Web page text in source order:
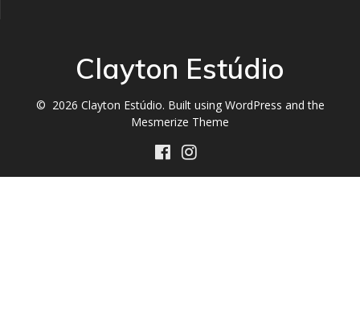
Clayton Estúdio
© 2026 Clayton Estúdio. Built using WordPress and the
Mesmerize Theme